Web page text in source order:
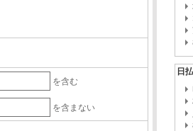
を含む
を含まない
日